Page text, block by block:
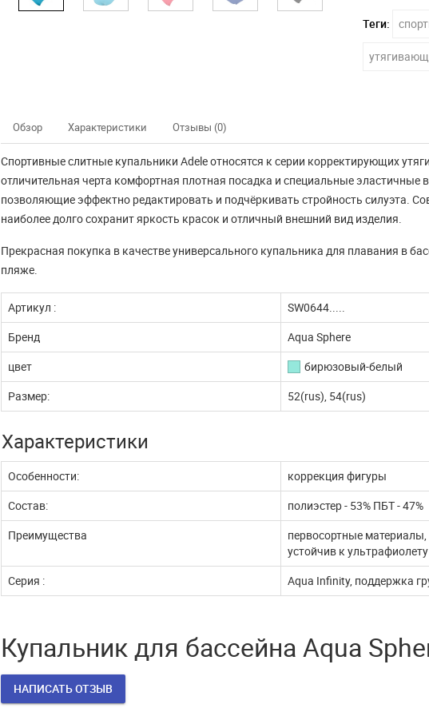
Временно не доступны
платежи через ЮКассу
Уважаемые покупатели! В связи с
электронные платежи через п...
ЧИТАТЬ ДАЛЬШЕ
Наш интернет магазин
работает
В эти сложные дни, наш интернет
ЧИТАТЬ ДАЛЬШЕ
Теги:
Обзор Характеристики Отзывы (0)
Спортивные слитные купальники Adele относятся к серии корректирующих
отличительная черта комфортная плотная посадка и специальные эластичные
позволяющие эффектно редактировать и подчёркивать стройность силуэта.
наиболее долго сохранит яркость красок и отличный внешний вид изделия.
Прекрасная покупка в качестве универсального купальника для плавания в
пляже.
Артикул :
SW0644.....
Бренд
Aqua Sphere
цвет
бирюзовый-белый
Размер:
52(rus), 54(rus)
Характеристики
Особенности:
коррекция фигуры
Состав:
полиэстер - 53% ПБТ - 47%
Преимущества
первосортные
устойчив к ультрафиолету
Серия :
Aqua Infinity, поддержка
Купальник для бассейна Aqua
НАПИСАТЬ ОТЗЫВ